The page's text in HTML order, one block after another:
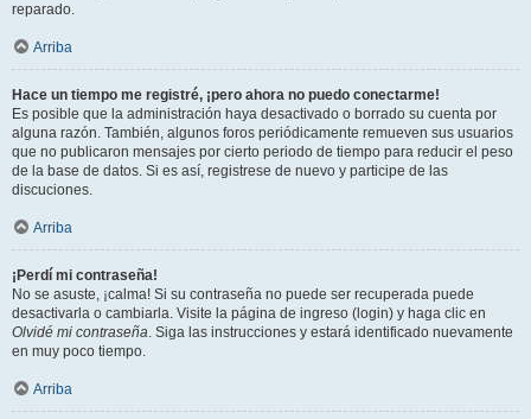
reparado.
Arriba
Hace un tiempo me registré, ¡pero ahora no puedo conectarme!
Es posible que la administración haya desactivado o borrado su cuenta por
alguna razón. También, algunos foros periódicamente remueven sus usuarios
que no publicaron mensajes por cierto periodo de tiempo para reducir el peso
de la base de datos. Si es así, registrese de nuevo y participe de las
discuciones.
Arriba
¡Perdí mi contraseña!
No se asuste, ¡calma! Si su contraseña no puede ser recuperada puede
desactivarla o cambiarla. Visite la página de ingreso (login) y haga clic en
Olvidé mi contraseña. Siga las instrucciones y estará identificado nuevamente
en muy poco tiempo.
Arriba